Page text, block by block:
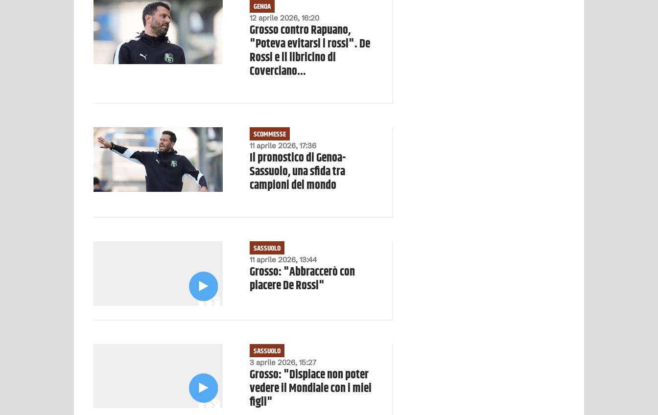
12 aprile 2026, 16:20
GENOA
Grosso contro Rapuano,
"Poteva evitarsi i rossi". De
Rossi e il libricino di
Coverciano...
11 aprile 2026, 17:36
SCOMMESSE
Il pronostico di Genoa-
Sassuolo, una sfida tra
campioni del mondo
11 aprile 2026, 13:44
SASSUOLO
Grosso: "Abbraccerò con
piacere De Rossi"
3 aprile 2026, 15:27
SASSUOLO
Grosso: "Dispiace non poter
vedere il Mondiale con i miei
figli"